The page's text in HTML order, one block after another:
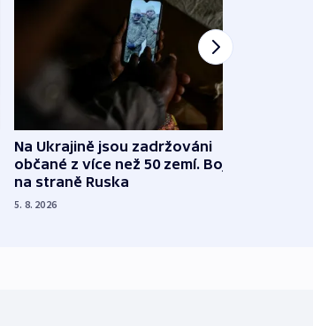
Na Ukrajině jsou zadržováni
občané z více než 50 zemí. Bojovali
na straně Ruska
5. 8. 2026